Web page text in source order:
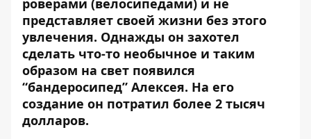
роверами (велосипедами) и не
представляет своей жизни без этого
увлечения. Однажды он захотел
сделать что-то необычное и таким
образом на свет появился
“бандеросипед” Алексея. На его
создание он потратил более 2 тысяч
долларов.